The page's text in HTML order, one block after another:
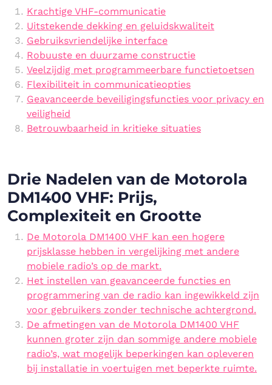
Krachtige VHF-communicatie
Uitstekende dekking en geluidskwaliteit
Gebruiksvriendelijke interface
Robuuste en duurzame constructie
Veelzijdig met programmeerbare functietoetsen
Flexibiliteit in communicatieopties
Geavanceerde beveiligingsfuncties voor privacy en
veiligheid
Betrouwbaarheid in kritieke situaties
Drie Nadelen van de Motorola
DM1400 VHF: Prijs,
Complexiteit en Grootte
De Motorola DM1400 VHF kan een hogere
prijsklasse hebben in vergelijking met andere
mobiele radio’s op de markt.
Het instellen van geavanceerde functies en
programmering van de radio kan ingewikkeld zijn
voor gebruikers zonder technische achtergrond.
De afmetingen van de Motorola DM1400 VHF
kunnen groter zijn dan sommige andere mobiele
radio’s, wat mogelijk beperkingen kan opleveren
bij installatie in voertuigen met beperkte ruimte.